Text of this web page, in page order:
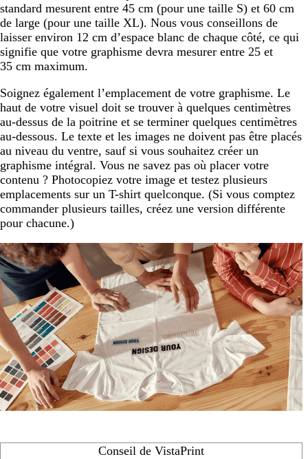
standard mesurent entre 45 cm (pour une taille S) et 60 cm
de large (pour une taille XL). Nous vous conseillons de
laisser environ 12 cm d’espace blanc de chaque côté, ce qui
signifie que votre graphisme devra mesurer entre 25 et
35 cm maximum.
Soignez également l’emplacement de votre graphisme. Le
haut de votre visuel doit se trouver à quelques centimètres
au-dessus de la poitrine et se terminer quelques centimètres
au-dessous. Le texte et les images ne doivent pas être placés
au niveau du ventre, sauf si vous souhaitez créer un
graphisme intégral. Vous ne savez pas où placer votre
contenu ? Photocopiez votre image et testez plusieurs
emplacements sur un T-shirt quelconque. (Si vous comptez
commander plusieurs tailles, créez une version différente
pour chacune.)
Conseil de VistaPrint